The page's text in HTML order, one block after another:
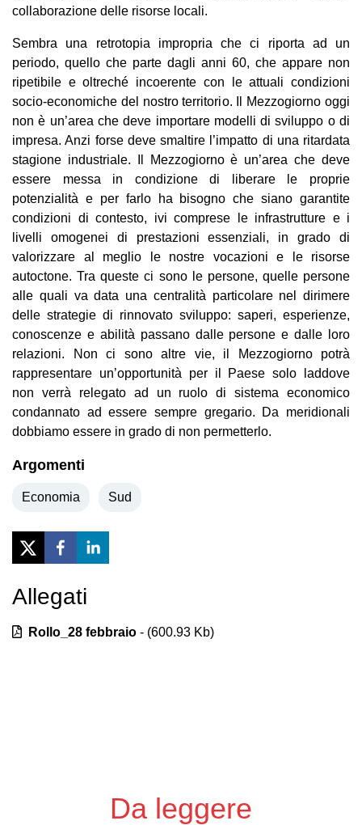
collaborazione delle risorse locali.
Sembra una retrotopia impropria che ci riporta ad un
periodo, quello che parte dagli anni 60, che appare non
ripetibile e oltreché incoerente con le attuali condizioni
socio-economiche del nostro territorio. Il Mezzogiorno oggi
non è un’area che deve importare modelli di sviluppo o di
impresa. Anzi forse deve smaltire l’impatto di una ritardata
stagione industriale. Il Mezzogiorno è un’area che deve
essere messa in condizione di liberare le proprie
potenzialità e per farlo ha bisogno che siano garantite
condizioni di contesto, ivi comprese le infrastrutture e i
livelli omogenei di prestazioni essenziali, in grado di
valorizzare al meglio le nostre vocazioni e le risorse
autoctone. Tra queste ci sono le persone, quelle persone
alle quali va data una centralità particolare nel dirimere
delle strategie di rinnovato sviluppo: saperi, esperienze,
conoscenze e abilità passano dalle persone e dalle loro
relazioni. Non ci sono altre vie, il Mezzogiorno potrà
rappresentare un’opportunità per il Paese solo laddove
non verrà relegato ad un ruolo di sistema economico
condannato ad essere sempre gregario. Da meridionali
dobbiamo essere in grado di non permetterlo.
Argomenti
Economia Sud
Previous
Allegati
Rollo_28 febbraio - (600.93 Kb)
Da leggere